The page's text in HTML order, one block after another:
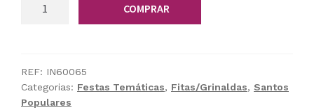
5m
Branco
COMPRAR
REF: IN60065
Categorias: Festas Temáticas, Fitas/Grinaldas, Santos
Populares